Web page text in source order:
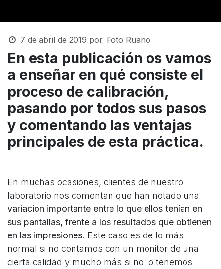
7 de abril de 2019 por Foto Ruano
En esta publicación os vamos
a enseñar en qué consiste el
proceso de calibración,
pasando por todos sus pasos
y comentando las ventajas
principales de esta práctica.
En muchas ocasiones, clientes de nuestro
laboratorio nos comentan que han notado una
variación importante entre lo que ellos tenían en
sus pantallas, frente a los resultados que obtienen
en las impresiones. Este caso es de lo más
normal si no contamos con un monitor de una
cierta calidad y mucho más si no lo tenemos